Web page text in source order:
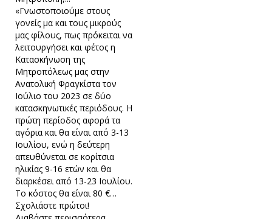
«Γνωστοποιούμε στους
γονείς μα και τους μικρούς
μας φίλους, πως πρόκειται να
λειτουργήσει και φέτος η
Κατασκήνωση της
Μητροπόλεως μας στην
Ανατολική Φραγκίστα τον
Ιούλιο του 2023 σε δύο
κατασκηνωτικές περιόδους. Η
πρώτη περίοδος αφορά τα
αγόρια και θα είναι από 3-13
Ιουλίου, ενώ η δεύτερη
απευθύνεται σε κορίτσια
ηλικίας 9-16 ετών και θα
διαρκέσει από 13-23 Ιουλίου.
Το κόστος θα είναι 80 €…
Σχολιάστε πρώτοι!